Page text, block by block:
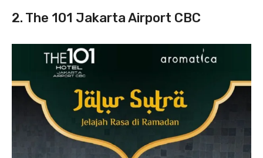
2. The 101 Jakarta Airport CBC